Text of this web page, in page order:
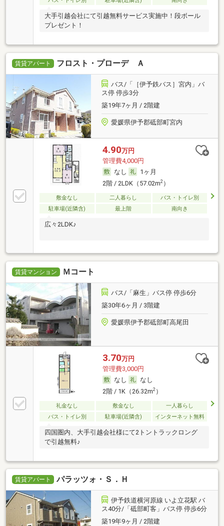
大手引越会社にて引越無料サービス実施中！段ボール
プレゼント！
賃貸アパート フロスト・プローデ Ａ
バス/「［伊予鉄バス］宮内」バ
ス停 停歩3分
築19年7ヶ月 / 2階建
愛媛県伊予郡砥部町宮内
4.90万円
管理費4,000円
なし
1ヶ月
2階 / 2LDK（57.02m2）
敷金なし 二人暮らし
バス・トイレ別
駐車場(近隣含)
最上階 南向き
広々2LDK♪
賃貸マンション Ｍコート
バス/「麻生」バス停 停歩6分
築30年6ヶ月 / 3階建
愛媛県伊予郡砥部町高尾田
3.70万円
管理費3,000円
なし
なし
2階 / 1K（26.32m2）
礼金なし 敷金なし
一人暮らし
バス・トイレ別
駐車場(近隣含) インターネット無料
四国圏内、大手引越会社様にて2トントラックロング
で引越無料♪
賃貸アパート パラッツォ・Ｓ．Ｈ
伊予鉄道横河原線 いよ立花駅 バ
ス40分/「砥部町客」バス停 停歩6分
築19年9ヶ月 / 2階建